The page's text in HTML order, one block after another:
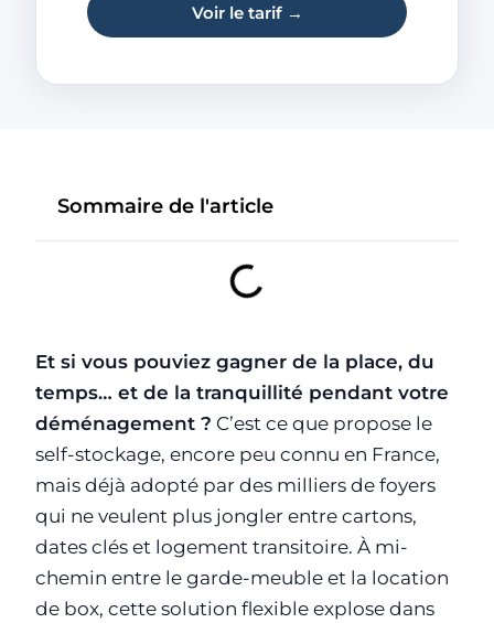
Voir le tarif →
Sommaire de l'article
Et si vous pouviez gagner de la place, du
temps… et de la tranquillité pendant votre
déménagement ? C’est ce que propose le
self-stockage, encore peu connu en France,
mais déjà adopté par des milliers de foyers
qui ne veulent plus jongler entre cartons,
dates clés et logement transitoire. À mi-
chemin entre le garde-meuble et la location
de box, cette solution flexible explose dans